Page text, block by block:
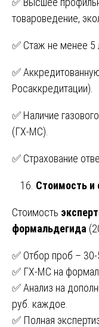
товароведение,
✅ Стаж не менее 5
✅
Росаккредитации).
✅ Наличие
(ГХ-МС).
✅ Страхование
Стоимость и
Стоимость
формальдегида
✅ Отбор проб –
✅ ГХ-МС на
✅ Анализ на
руб. каждое.
✅ Полная